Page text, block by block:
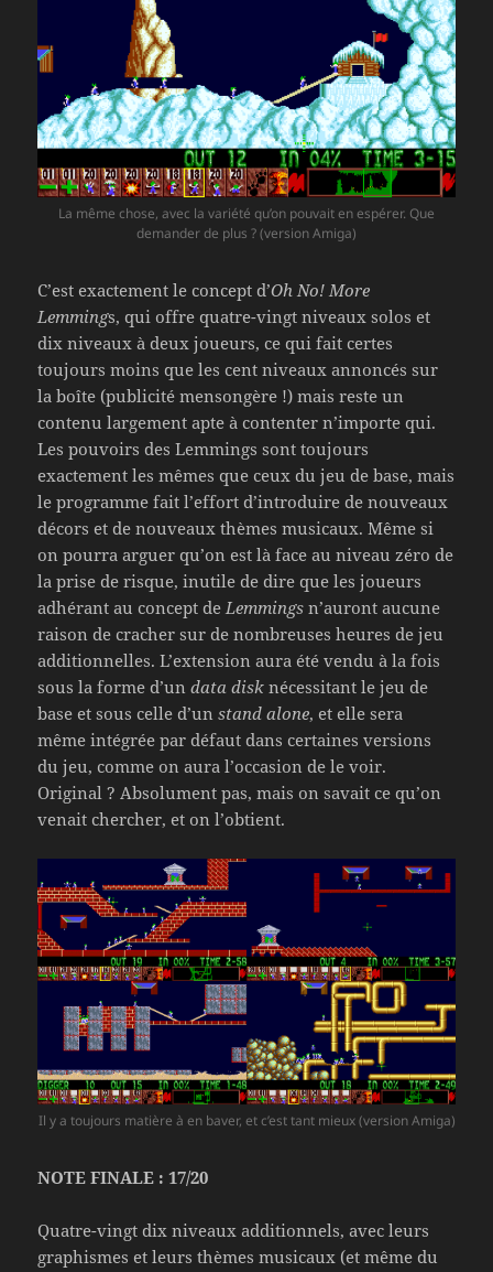
La même chose, avec la variété qu’on pouvait en espérer. Que
demander de plus ? (version Amiga)
C’est exactement le concept d’Oh No! More
Lemmings, qui offre quatre-vingt niveaux solos et
dix niveaux à deux joueurs, ce qui fait certes
toujours moins que les cent niveaux annoncés sur
la boîte (publicité mensongère !) mais reste un
contenu largement apte à contenter n’importe qui.
Les pouvoirs des Lemmings sont toujours
exactement les mêmes que ceux du jeu de base, mais
le programme fait l’effort d’introduire de nouveaux
décors et de nouveaux thèmes musicaux. Même si
on pourra arguer qu’on est là face au niveau zéro de
la prise de risque, inutile de dire que les joueurs
adhérant au concept deLemmings n’auront aucune
raison de cracher sur de nombreuses heures de jeu
additionnelles. L’extension aura été vendu à la fois
sous la forme d’undata disk nécessitant le jeu de
base et sous celle d’unstand alone, et elle sera
même intégrée par défaut dans certaines versions
du jeu, comme on aura l’occasion de le voir.
Original ? Absolument pas, mais on savait ce qu’on
venait chercher, et on l’obtient.
Il y a toujours matière à en baver, et c’est tant mieux (version Amiga)
NOTE FINALE : 17/20
Quatre-vingt dix niveaux additionnels, avec leurs
graphismes et leurs thèmes musicaux (et même du